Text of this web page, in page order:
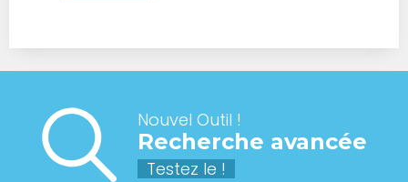
Nouvel Outil !
Recherche avancée
Testez le !